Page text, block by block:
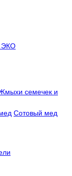
ЭКО
семечек и
Сотовый мед